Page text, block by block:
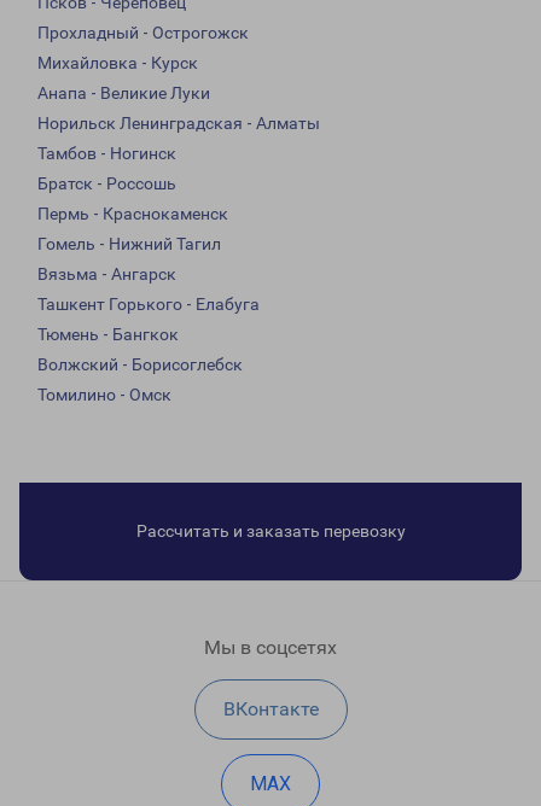
Прохладный - Острогожск
Михайловка - Курск
Анапа - Великие Луки
Норильск Ленинградская - Алматы
Тамбов - Ногинск
Братск - Россошь
Пермь - Краснокаменск
Гомель - Нижний Тагил
Вязьма - Ангарск
Ташкент Горького - Елабуга
Тюмень - Бангкок
Волжский - Борисоглебск
Томилино - Омск
Рассчитать и заказать перевозку
Мы в соцсетях
ВКонтакте
MAX